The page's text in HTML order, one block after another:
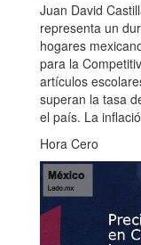
Juan David
representa un
hogares
para la
artículos
superan la tasa
el país. La
Hora Cero